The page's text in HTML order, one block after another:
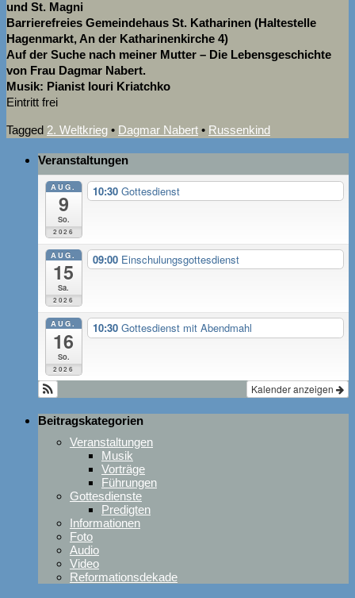
und St. Magni
Barrierefreies Gemeindehaus St. Katharinen (Haltestelle
Hagenmarkt, An der Katharinenkirche 4)
Auf der Suche nach meiner Mutter – Die Lebensgeschichte
von Frau Dagmar Nabert.
Musik: Pianist Iouri Kriatchko
Eintritt frei
Tagged 2. Weltkrieg • Dagmar Nabert • Russenkind
Veranstaltungen
AUG.
9
So.
2026
10:30 Gottesdienst
AUG.
15
Sa.
2026
09:00 Einschulungsgottesdienst
AUG.
16
So.
2026
10:30 Gottesdienst mit Abendmahl
Kalender anzeigen
Beitragskategorien
Veranstaltungen
Musik
Vorträge
Führungen
Gottesdienste
Predigten
Informationen
Foto
Audio
Video
Reformationsdekade